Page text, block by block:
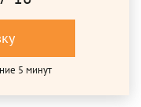
5 минут